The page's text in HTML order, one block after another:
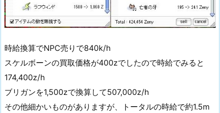
時給換算でNPC売りで840k/h
スケルボーンの買取価格が400zでしたので時給でみると
174,400z/h
ブリガンを1,500zで換算して507,000z/h
その他細かいものがありますが、トータルの時給で約1.5m